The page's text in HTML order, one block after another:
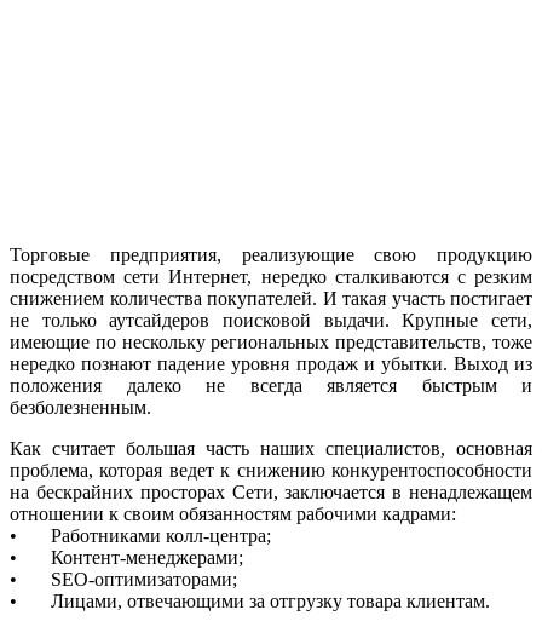
Торговые предприятия, реализующие свою продукцию
посредством сети Интернет, нередко сталкиваются с резким
снижением количества покупателей. И такая участь постигает
не только аутсайдеров поисковой выдачи. Крупные сети,
имеющие по нескольку региональных представительств, тоже
нередко познают падение уровня продаж и убытки. Выход из
положения далеко не всегда является быстрым и
безболезненным.
Как считает большая часть наших специалистов, основная
проблема, которая ведет к снижению конкурентоспособности
на бескрайних просторах Сети, заключается в ненадлежащем
отношении к своим обязанностям рабочими кадрами:
• Работниками колл-центра;
• Контент-менеджерами;
• SEO-оптимизаторами;
• Лицами, отвечающими за отгрузку товара клиентам.